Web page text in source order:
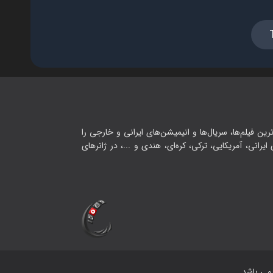
فیلم‌ها، سریال‌ها و انیمیشن‌های ایرانی و خارجی را
آمریکایی، ترکی، کره‌ای، هندی و ...، در ژانرهای